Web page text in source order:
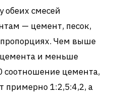
обеих смесей
— цемент, песок,
Чем выше
и меньше
цемента,
примерно 1:2,5:4,2, а